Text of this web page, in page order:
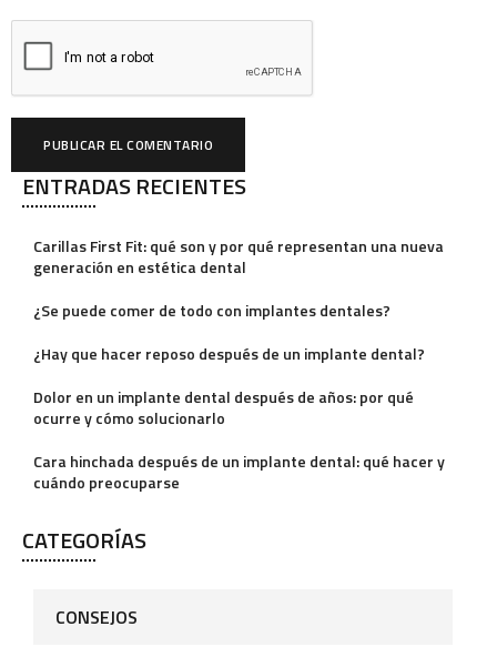
ENTRADAS RECIENTES
Carillas First Fit: qué son y por qué representan una nueva
generación en estética dental
¿Se puede comer de todo con implantes dentales?
¿Hay que hacer reposo después de un implante dental?
Dolor en un implante dental después de años: por qué
ocurre y cómo solucionarlo
Cara hinchada después de un implante dental: qué hacer y
cuándo preocuparse
CATEGORÍAS
CONSEJOS